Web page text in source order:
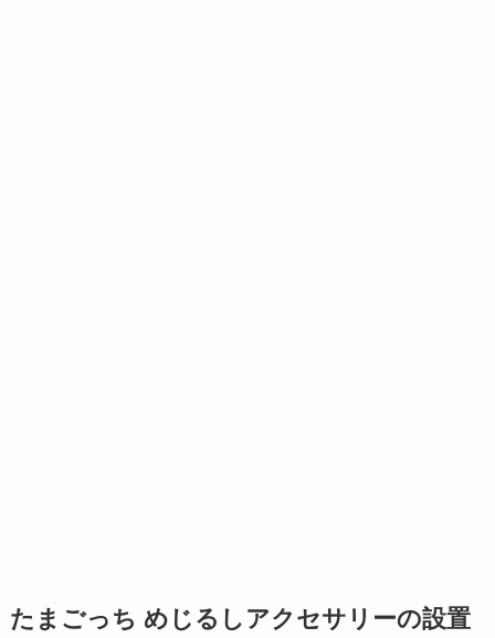
たまごっち めじるしアクセサリーの設置